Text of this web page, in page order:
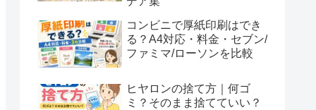
コンビニで厚紙印刷はでき
る？A4対応・料金・セブン/
ファミマ/ローソンを比較
ヒヤロンの捨て方｜何ゴ
ミ？そのまま捨てていい？